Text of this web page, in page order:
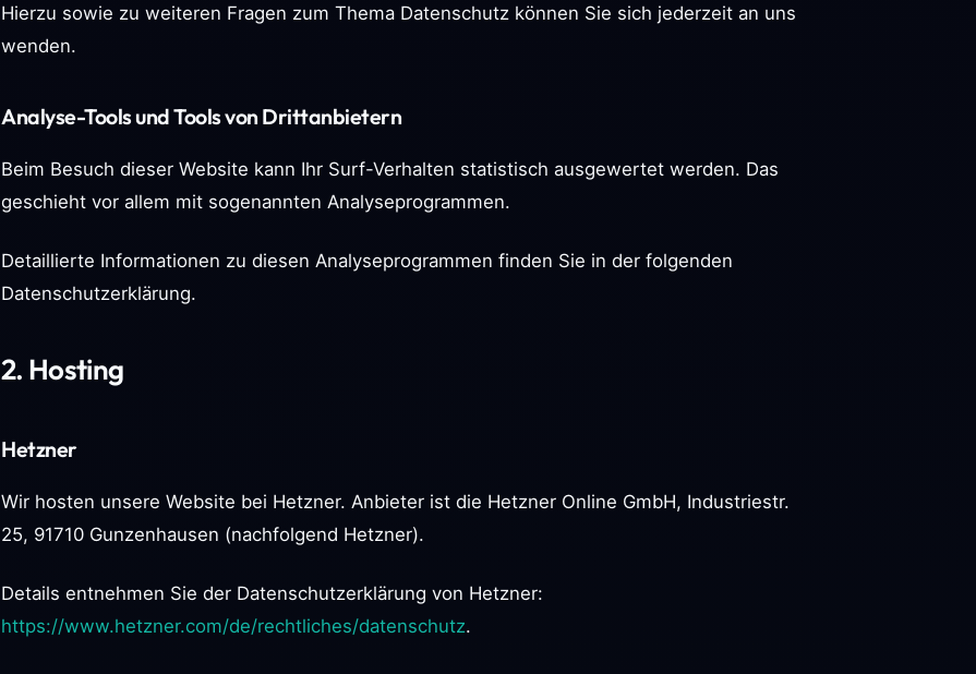
Hierzu sowie zu weiteren Fragen zum Thema Datenschutz können Sie sich jederzeit an uns
wenden.
Analyse-Tools und Tools von Dritt­anbietern
Beim Besuch dieser Website kann Ihr Surf-Verhalten statistisch ausgewertet werden. Das
geschieht vor allem mit sogenannten Analyseprogrammen.
Detaillierte Informationen zu diesen Analyseprogrammen finden Sie in der folgenden
Datenschutzerklärung.
2. Hosting
Hetzner
Wir hosten unsere Website bei Hetzner. Anbieter ist die Hetzner Online GmbH, Industriestr.
25, 91710 Gunzenhausen (nachfolgend Hetzner).
Details entnehmen Sie der Datenschutzerklärung von Hetzner:
https://www.hetzner.com/de/rechtliches/datenschutz.